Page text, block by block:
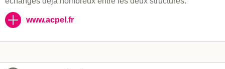
www.acpel.fr